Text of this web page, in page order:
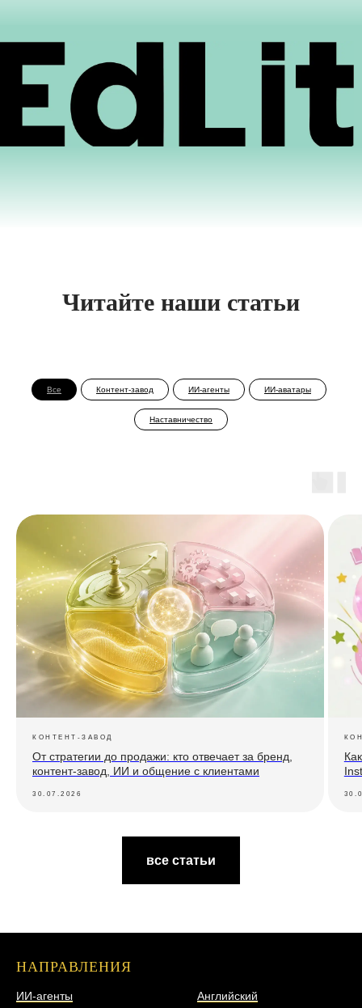
Читайте наши статьи
Все Контент-завод ИИ-агенты ИИ-аватары
Наставничество
КОНТЕНТ-ЗАВОД
От стратегии до продажи: кто отвечает за бренд,
контент-завод, ИИ и общение с клиентами
30.07.2026
все статьи
НАПРАВЛЕНИЯ
ИИ-агенты
Английский